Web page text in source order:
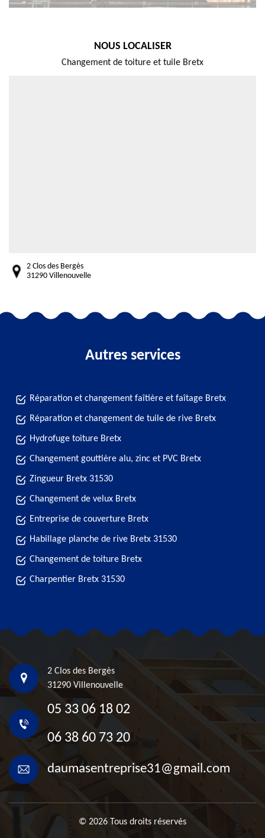
NOUS LOCALISER
Changement de toiture et tuile Bretx
2 Clos des Bergès
31290 Villenouvelle
Autres services
Réparation et changement faîtière et faîtage Bretx
Réparation et changement de tuile de rive Bretx
Hydrofuge toiture Bretx
Changement gouttière alu, zinc et PVC Bretx
Zingueur Bretx 31530
Changement de velux Bretx
Entreprise de couverture Bretx
Habillage planche de rive Bretx 31530
Changement de toiture Bretx
Charpentier Bretx 31530
2 Clos des Bergès
31290 Villenouvelle
05 33 06 18 02
06 38 60 73 20
daumasentreprise31@gmail.com
© 2026 Tous droits réservés